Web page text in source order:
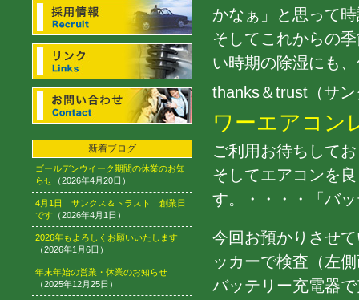
新着ブログ
ゴールデンウイーク期間の休業のお知
らせ （2026年4月20日）
4月1日 サンクス＆トラスト 創業日
です （2026年4月1日）
2026年もよろしくお願いいたします
（2026年1月6日）
年末年始の営業・休業のお知らせ
（2025年12月25日）
かなぁ」と思って
そしてこれからの
い時期の除湿にも
thanks＆trust（サ
ワーエアコン
ご利用お待ちして
そしてエアコンを
す。・・・・「バ
今回お預かりさせ
ッカーで検査（左
バッテリー充電器